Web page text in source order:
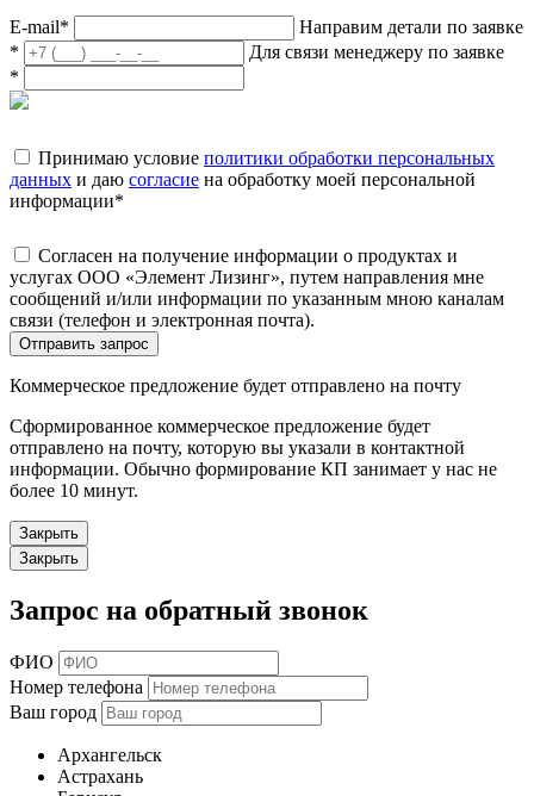
E-mail*
Направим детали по заявке
*
Для связи менеджеру по заявке
*
Принимаю условие политики обработки персональных
данных и даю согласие на обработку моей персональной
информации*
Согласен на получение информации о продуктах и
услугах ООО «Элемент Лизинг», путем направления мне
сообщений и/или информации по указанным мною каналам
связи (телефон и электронная почта).
Отправить запрос
Коммерческое предложение будет отправлено на почту
Сформированное коммерческое предложение будет
отправлено на почту, которую вы указали в контактной
информации. Обычно формирование КП занимает у нас не
более 10 минут.
Закрыть
Закрыть
Запрос на обратный звонок
ФИО
Номер телефона
Ваш город
Архангельск
Астрахань